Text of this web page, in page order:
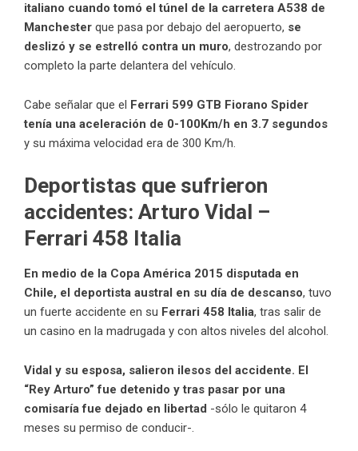
italiano cuando tomó el túnel de la carretera A538 de
Manchester que pasa por debajo del aeropuerto, se
deslizó y se estrelló contra un muro, destrozando por
completo la parte delantera del vehículo.
Cabe señalar que el Ferrari 599 GTB Fiorano Spider
tenía una aceleración de 0-100Km/h en 3.7 segundos
y su máxima velocidad era de 300 Km/h.
Deportistas que sufrieron
accidentes: Arturo Vidal –
Ferrari 458 Italia
En medio de la Copa América 2015 disputada en
Chile, el deportista austral en su día de descanso, tuvo
un fuerte accidente en su Ferrari 458 Italia, tras salir de
un casino en la madrugada y con altos niveles del alcohol.
Vidal y su esposa, salieron ilesos del accidente. El
“Rey Arturo” fue detenido y tras pasar por una
comisaría fue dejado en libertad -sólo le quitaron 4
meses su permiso de conducir-.